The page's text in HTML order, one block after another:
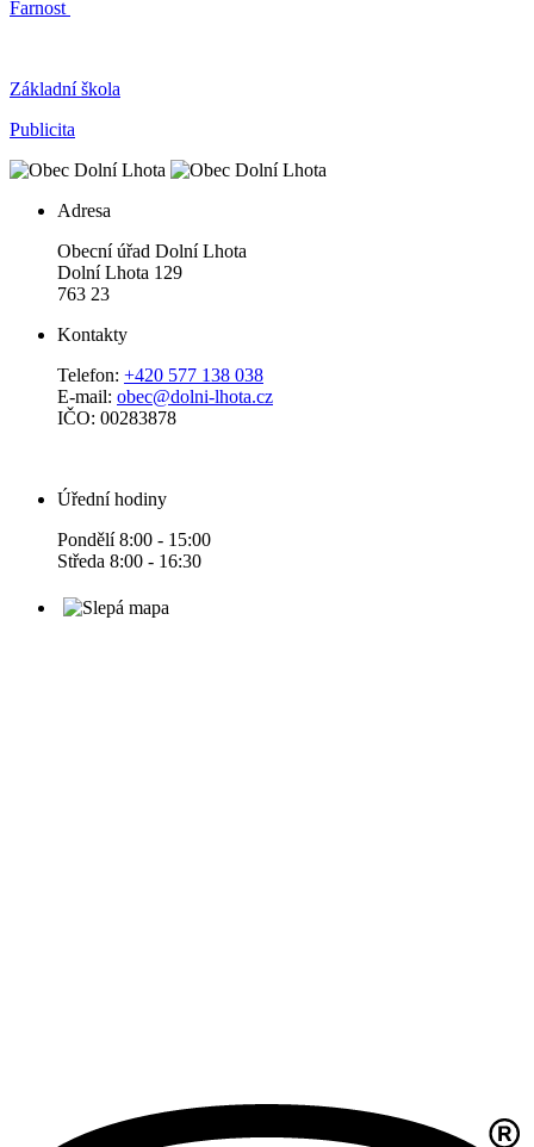
Farnost
Základní škola
Publicita
Adresa
Obecní úřad Dolní Lhota
Dolní Lhota 129
763 23
Kontakty
Telefon: +420 577 138 038
E-mail: obec@dolni-lhota.cz
IČO: 00283878
Úřední hodiny
Pondělí 8:00 - 15:00
Středa 8:00 - 16:30